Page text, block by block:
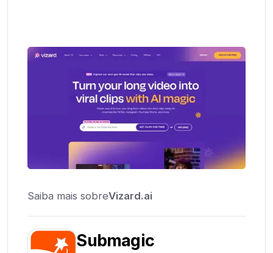
Saiba mais sobreVizard.ai
Submagic